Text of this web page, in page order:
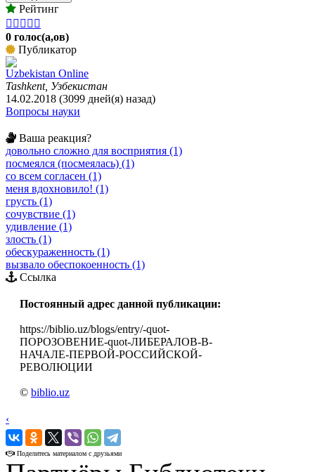
Рейтинг
    
0 голос(а,ов)
Публикатор
Uzbekistan Online
Tashkent, Узбекистан
14.02.2018 (3099 дней(я) назад)
Вопросы науки
Ваша реакция?
довольно сложно для восприятия (1)
посмеялся (посмеялась) (1)
со всем согласен (1)
меня вдохновило! (1)
грусть (1)
сочувствие (1)
удивление (1)
злость (1)
обескураженность (1)
вызвало обеспокоенность (1)
Ссылка
Постоянный адрес данной публикации:
https://biblio.uz/blogs/entry/-quot-
ПОРОЗОВЕНИЕ-quot-ЛИБЕРАЛОВ-В-
НАЧАЛЕ-ПЕРВОЙ-РОССИЙСКОЙ-
РЕВОЛЮЦИИ
© biblio.uz
‹
›
Поделитесь материалом с друзьями